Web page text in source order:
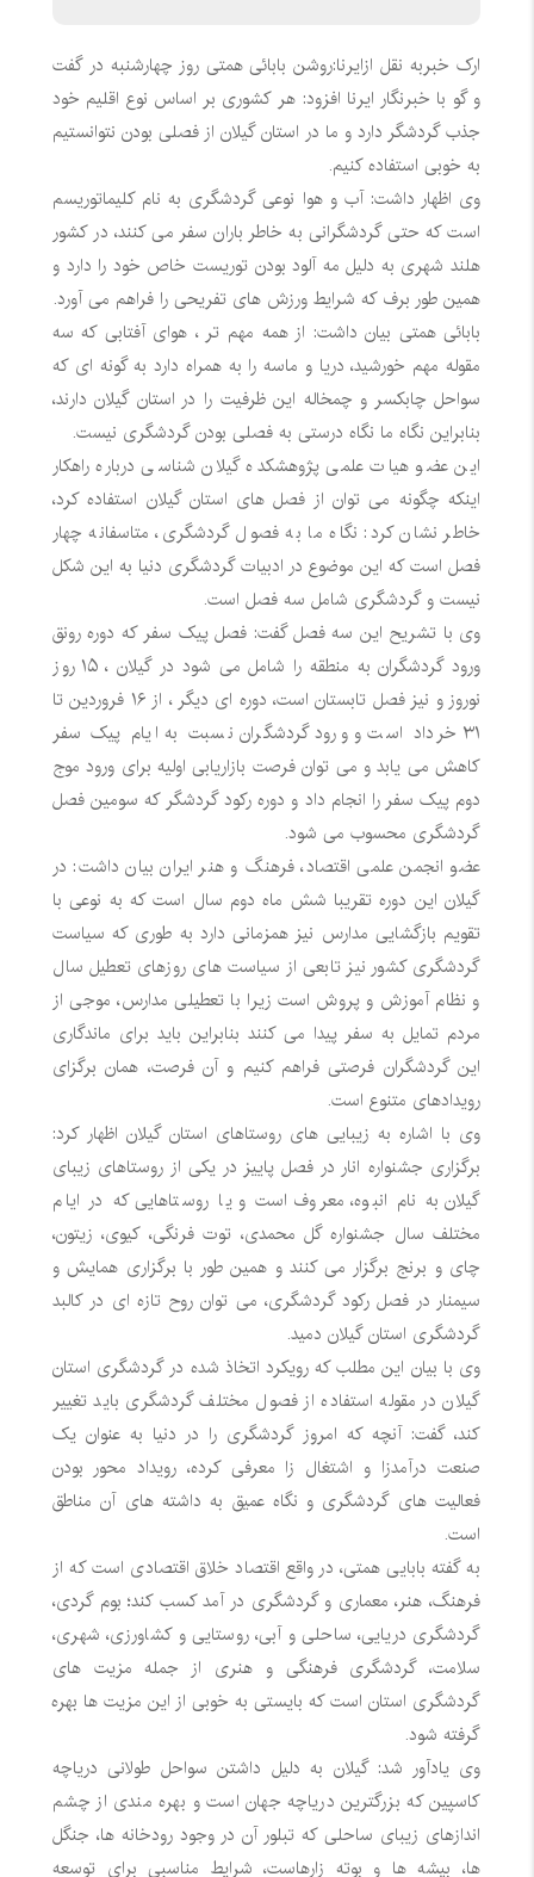
ارک خبربه نقل ازایرنا:روشن بابائی همتی روز چهارشنبه در گفت
و گو با خبرنگار ایرنا افزود: هر کشوری بر اساس نوع اقلیم خود
جذب گردشگر دارد و ما در استان گیلان از فصلی بودن نتوانستیم
به خوبی استفاده کنیم.
وی اظهار داشت: آب و هوا نوعی گردشگری به نام کلیماتوریسم
است که حتی گردشگرانی به خاطر باران سفر می کنند، در کشور
هلند شهری به دلیل مه آلود بودن توریست خاص خود را دارد و
همین طور برف که شرایط ورزش های تفریحی را فراهم می آورد.
بابائی همتی بیان داشت: از همه مهم تر ، هوای آفتابی که سه
مقوله مهم خورشید، دریا و ماسه را به همراه دارد به گونه ای که
سواحل چابکسر و چمخاله این ظرفیت را در استان گیلان دارند،
بنابراین نگاه ما نگاه درستی به فصلی بودن گردشگری نیست.
این عضو هیات علمی پژوهشکده گیلان شناسی درباره راهکار
اینکه چگونه می توان از فصل های استان گیلان استفاده کرد،
خاطر نشان کرد: نگاه ما به فصول گردشگری، متاسفانه چهار
فصل است که این موضوع در ادبیات گردشگری دنیا به این شکل
نیست و گردشگری شامل سه فصل است.
وی با تشریح این سه فصل گفت: فصل پیک سفر که دوره رونق
ورود گردشگران به منطقه را شامل می شود در گیلان ، ۱۵ روز
نوروز و نیز فصل تابستان است، دوره ای دیگر ، از ۱۶ فروردین تا
۳۱ خرداد است و ورود گردشگران نسبت به ایام پیک سفر
کاهش می یابد و می توان فرصت بازاریابی اولیه برای ورود موج
دوم پیک سفر را انجام داد و دوره رکود گردشگر که سومین فصل
گردشگری محسوب می شود.
عضو انجمن علمی اقتصاد، فرهنگ و هنر ایران بیان داشت: در
گیلان این دوره تقریبا شش ماه دوم سال است که به نوعی با
تقویم بازگشایی مدارس نیز همزمانی دارد به طوری که سیاست
گردشگری کشور نیز تابعی از سیاست های روزهای تعطیل سال
و نظام آموزش و پروش است زیرا با تعطیلی مدارس، موجی از
مردم تمایل به سفر پیدا می کنند بنابراین باید برای ماندگاری
این گردشگران فرصتی فراهم کنیم و آن فرصت، همان برگزای
رویدادهای متنوع است.
وی با اشاره به زیبایی های روستاهای استان گیلان اظهار کرد:
برگزاری جشنواره انار در فصل پاییز در یکی از روستاهای زیبای
گیلان به نام انبوه، معروف است و یا روستاهایی که در ایام
مختلف سال جشنواره گل محمدی، توت فرنگی، کیوی، زیتون،
چای و برنج برگزار می کنند و همین طور با برگزاری همایش و
سیمنار در فصل رکود گردشگری، می توان روح تازه ای در کالبد
گردشگری استان گیلان دمید.
وی با بیان این مطلب که رویکرد اتخاذ شده در گردشگری استان
گیلان در مقوله استفاده از فصول مختلف گردشگری باید تغییر
کند، گفت: آنچه که امروز گردشگری را در دنیا به عنوان یک
صنعت درآمدزا و اشتغال زا معرفی کرده، رویداد محور بودن
فعالیت های گردشگری و نگاه عمیق به داشته های آن مناطق
است.
به گفته بابایی همتی، در واقع اقتصاد خلاق اقتصادی است که از
فرهنگ، هنر، معماری و گردشگری در آمد کسب کند؛ بوم گردی،
گردشگری دریایی، ساحلی و آبی، روستایی و کشاورزی، شهری،
سلامت، گردشگری فرهنگی و هنری از جمله مزیت های
گردشگری استان است که بایستی به خوبی از این مزیت ها بهره
گرفته شود.
وی یادآور شد: گیلان به دلیل داشتن سواحل طولانی دریاچه
کاسپین که بزرگترین دریاچه جهان است و بهره مندی از چشم
اندازهای زیبای ساحلی که تبلور آن در وجود رودخانه ها، جنگل
ها، بیشه ها و بوته زارهاست، شرایط مناسبی برای توسعه